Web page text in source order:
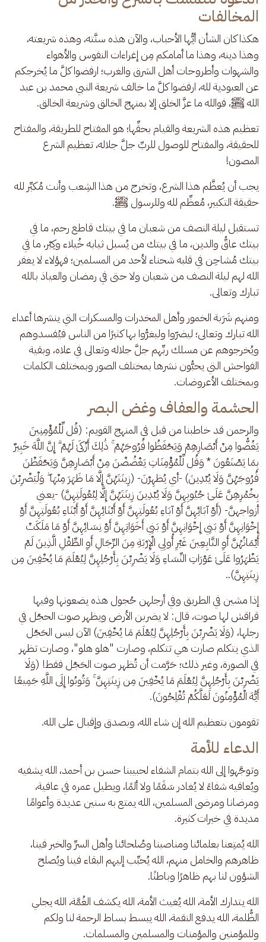
المخالفات
هكذا كان الشأن أيُّها الأحباب، والآن هذه سنَّته، وهذه شريعته،
وهذا دينه، وهذا ما أمامكم مِن إغراءات النفوس والأهواء
والشهوات وأطروحات أهل الشرق والغرب؛ ارفضوا كلَّ ما يُخرجكم
عن العبودية لله، ارفضوا كلَّ ما خالف شريعة النبي محمد بن عبد
الله ﷺ، فوالله ما عزَّ الخلق إلا بمنهج الخالق وشريعة الخالق.
تعظيم هذه الشريعة والقيام بحقِّها؛ هو المفتاح للطريقة، والمفتاح
للحقيقة، والمفتاح للوصول للربِّ جلَّ جلاله، تعظيم الشرع
المصون!
يجب أن يُعظَّم هذا الشرع، وتخرج من هذا الشِعب وأنت مُكبِّر لله
حقيقة التكبير، مُعظِّم لله وللرسول ﷺ.
تستقبل ليلة النصف من شعبان ما في بيتك قاطع رحم، ما في
بيتك عاقُّ والدين، ما في بيتك من يُسبل ثيابه خُيلاء وكِبْر، ما في
بيتك مُشاحِن في قلبه شحناء لأحد من المسلمين؛ فهؤلاء لا يغفر
الله لهم ليلة النصف من شعبان ولا حتى في رمضان والعياذ بالله
تبارك وتعالى.
ومنهم شَرَبة الخمور وأهل المخدرات والمسكرات التي ينشرها أعداء
الله تبارك وتعالى؛ ليضرّوا وليغرُّوا بها كثيرًا من الناس فيُفسدوهم
ويُخرجوهم عن مسلك ربِّهم جلَّ جلاله وتعالى في علاه، وبقية
الفواحش التي يحبُّون نشرها بمختلف الصور وبمختلف الكلمات
وبمختلف الأعروضات.
الحشمة والعفاف وغض البصر
والرحمن قد خاطبنا من قبل في المنهج القويم: (قُل لِّلْمُؤْمِنِينَ
يَغُضُّوا مِنْ أَبْصَارِهِمْ وَيَحْفَظُوا فُرُوجَهُمْ ۚ ذَٰلِكَ أَزْكَىٰ لَهُمْ ۗ إِنَّ اللَّهَ خَبِيرٌ
بِمَا يَصْنَعُونَ * وَقُل لِّلْمُؤْمِنَاتِ يَغْضُضْنَ مِنْ أَبْصَارِهِنَّ وَيَحْفَظْنَ
فُرُوجَهُنَّ وَلَا يُبْدِينَ) -أي يُظهِرْنَ- (زِينَتَهُنَّ إِلَّا مَا ظَهَرَ مِنْهَا ۖ وَلْيَضْرِبْنَ
بِخُمُرِهِنَّ عَلَىٰ جُيُوبِهِنَّ وَلَا يُبْدِينَ زِينَتَهُنَّ إِلَّا لِبُعُولَتِهِنَّ) -يعني
أزواجهنَّ- (أَوْ آبَائِهِنَّ أَوْ آبَاءِ بُعُولَتِهِنَّ أَوْ أَبْنَائِهِنَّ أَوْ أَبْنَاءِ بُعُولَتِهِنَّ أَوْ
إِخْوَانِهِنَّ أَوْ بَنِي إِخْوَانِهِنَّ أَوْ بَنِي أَخَوَاتِهِنَّ أَوْ نِسَائِهِنَّ أَوْ مَا مَلَكَتْ
أَيْمَانُهُنَّ أَوِ التَّابِعِينَ غَيْرِ أُولِي الْإِرْبَةِ مِنَ الرِّجَالِ أَوِ الطِّفْلِ الَّذِينَ لَمْ
يَظْهَرُوا عَلَىٰ عَوْرَاتِ النِّسَاءِ وَلَا يَضْرِبْنَ بِأَرْجُلِهِنَّ لِيُعْلَمَ مَا يُخْفِينَ مِن
زِينَتِهِنَّ)..
إذا مشين في الطريق وفي أرجلهن حُجول هذه يضعونها وفيها
قراقش لها صوت، قال: لا يضربن الأرض ويظهر صوت الحجْل في
رجلها، (وَلَا يَضْرِبْنَ بِأَرْجُلِهِنَّ لِيُعْلَمَ مَا يُخْفِينَ) الآن ليس الحَجْل
الذي يتكلم صارت هي تتكلم، وصارت "هلو هلو"، وصارت تظهر
في الصورة، وغير ذلك؛ حَرَّمت أن تُظهر صوت الحَجْل فقط! (وَلَا
يَضْرِبْنَ بِأَرْجُلِهِنَّ لِيُعْلَمَ مَا يُخْفِينَ مِن زِينَتِهِنَّ ۚ وَتُوبُوا إِلَى اللَّهِ جَمِيعًا
أَيُّهَ الْمُؤْمِنُونَ لَعَلَّكُمْ تُفْلِحُونَ).
تقومون بتعظيم الله إن شاء الله، وبصدق وإقبال على الله.
الدعاء للأمة
وتوجَّهوا إلى الله بتمام الشفاء لحبيبنا حسن بن أحمد، الله يشفيه
ويُعافيه شفاءً لا يُغادر سَقَمًا ولا ألمًا، ويطيل عمره في عافية،
ومرضانا ومرضى المسلمين، الله يمتع به سنين عديدة وأعوامًا
مديدة في خيرات كثيرة.
الله يُمتِعنا بعلمائنا ومناصبنا وصُلحائنا وأهل السرِّ والخير فينا،
ظاهرهم والخامل منهم، الله يُحبِّب إليهم البقاء فينا ويُصلح
الشؤون لنا بهم ظاهرًا وباطنًا.
الله يتدارك الأمة، الله يُغيث الأمة، الله يكشف الغُمَّة، الله يجلي
الظُّلمة، الله يدفع النقمة، الله يبسط بساط الرحمة لنا ولكم
وللمؤمنين والمؤمنات والمسلمين والمسلمات.